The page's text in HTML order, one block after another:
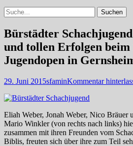
Suchen
Suchen
nach:
Bürstädter
und tollen Erfolgen beim
Jugendopen in
Veröffentlicht
29. Juni 2015Autor
sfaminKommentar
Eliah Weber, Jonah Weber, Nico Bräuer
Mario Winkler (von rechts nach links)
zusammen mit ihren Freunden vom
Biblis, freuten sich über ihre zum Teil